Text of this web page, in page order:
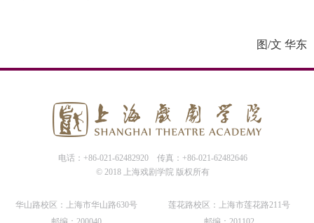
图/文 华东
电话：+86-021-62482920
传真：+86-021-62482646
© 2018 上海戏剧学院 版权所有
华山路校区：上海市华山路630号
莲花路校区：上海市莲花路211号